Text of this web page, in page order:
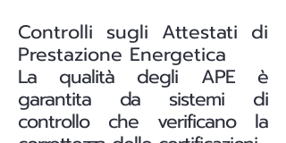
Controlli sugli Attestati di
Prestazione Energetica
La qualità degli APE è
garantita da sistemi di
controllo che verificano la